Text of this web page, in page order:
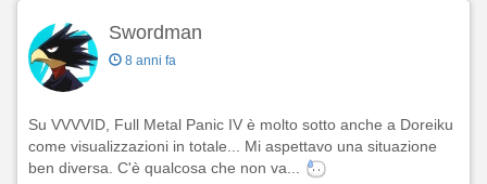
Swordman
8 anni fa
Su VVVVID, Full Metal Panic IV è molto sotto anche a Doreiku
come visualizzazioni in totale... Mi aspettavo una situazione
ben diversa. C'è qualcosa che non va...